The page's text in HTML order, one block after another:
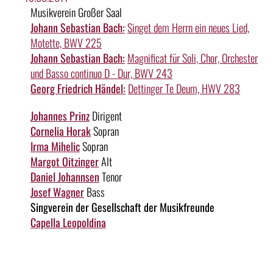
Musikverein Großer Saal
Johann Sebastian Bach:Singet dem Herrn ein neues Lied,
Motette, BWV 225
Johann Sebastian Bach: Magnificat für Soli, Chor, Orchester
und Basso continuo D - Dur, BWV 243
Georg Friedrich Händel: Dettinger Te Deum, HWV 283
Johannes PrinzDirigent
Cornelia HorakSopran
Irma MihelicSopran
Margot OitzingerAlt
Daniel JohannsenTenor
Josef WagnerBass
Singverein der Gesellschaft der Musikfreunde
Capella Leopoldina